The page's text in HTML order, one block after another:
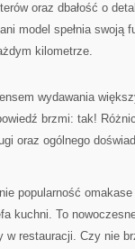
oraz dbałość o
model spełnia swoją
kilometrze.
wydawania
brzmi: tak!
oraz ogólnego
popularność
kuchni. To
w restauracji. Czy nie